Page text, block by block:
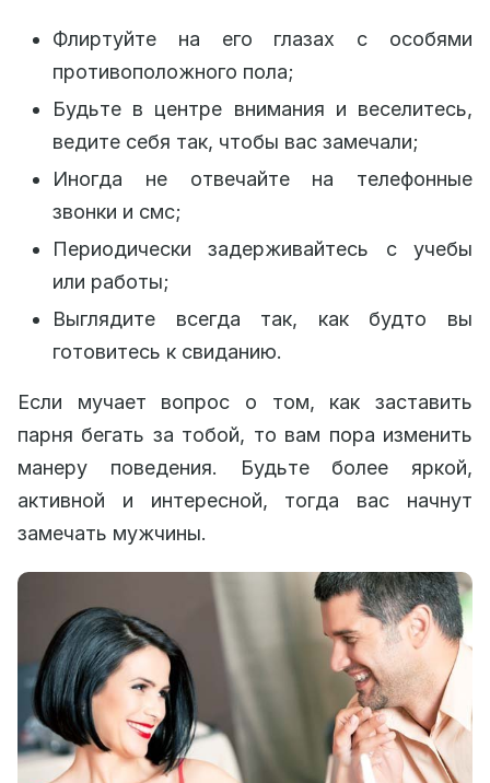
Флиртуйте на его глазах с особями
противоположного пола;
Будьте в центре внимания и веселитесь,
ведите себя так, чтобы вас замечали;
Иногда не отвечайте на телефонные
звонки и смс;
Периодически задерживайтесь с учебы
или работы;
Выглядите всегда так, как будто вы
готовитесь к свиданию.
Если мучает вопрос о том, как заставить
парня бегать за тобой, то вам пора изменить
манеру поведения. Будьте более яркой,
активной и интересной, тогда вас начнут
замечать мужчины.